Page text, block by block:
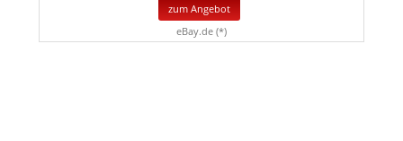
zum Angebot
eBay.de (*)